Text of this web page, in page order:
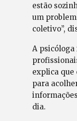
estão
um
coletivo”,
A psicóloga
explica que
para
dia.